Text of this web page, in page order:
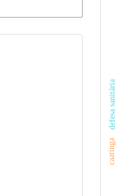
defesa sanitária
caatinga